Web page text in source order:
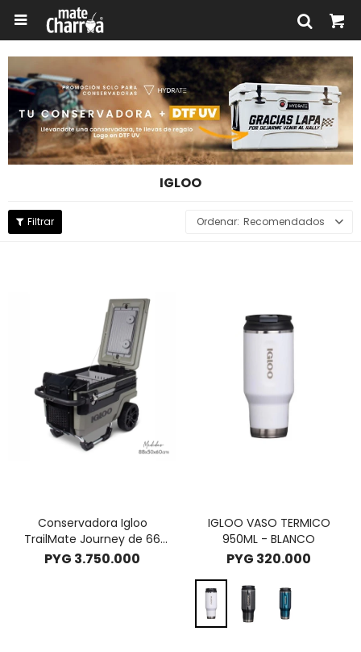

IGLOO
Recomendados
Conservadora Igloo
TrailMate Journey de 66
litros c/ ruedas
PYG 3.750.000
IGLOO VASO TERMICO
950ML - BLANCO
PYG 320.000